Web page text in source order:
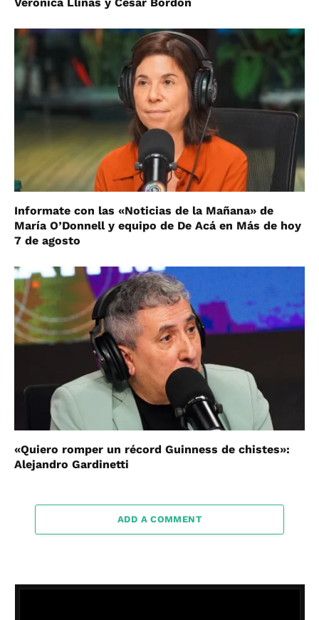
Informate con las «Noticias de la Mañana» de
María O’Donnell y equipo de De Acá en Más de hoy
7 de agosto
«Quiero romper un récord Guinness de chistes»:
Alejandro Gardinetti
ADD A COMMENT